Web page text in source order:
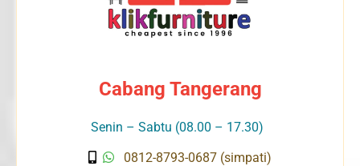
Cabang Tangerang
Senin – Sabtu (08.00 – 17.30)
0812-8793-0687 (simpati)